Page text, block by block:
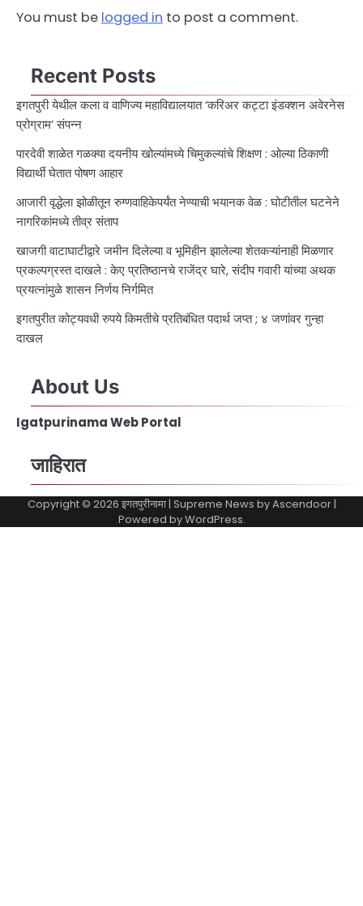
You must be logged in to post a comment.
Recent Posts
इगतपुरी येथील कला व वाणिज्य महाविद्यालयात ‘करिअर कट्टा इंडक्शन अवेरनेस
प्रोग्राम’ संपन्न
पारदेवी शाळेत गळक्या दयनीय खोल्यांमध्ये चिमुकल्यांचे शिक्षण : ओल्या ठिकाणी
विद्यार्थी घेतात पोषण आहार
आजारी वृद्धेला झोळीतून रुग्णवाहिकेपर्यंत नेण्याची भयानक वेळ : घोटीतील घटनेने
नागरिकांमध्ये तीव्र संताप
खाजगी वाटाघाटीद्वारे जमीन दिलेल्या व भूमिहीन झालेल्या शेतकऱ्यांनाही मिळणार
प्रकल्पग्रस्त दाखले : केए प्रतिष्ठानचे राजेंद्र घारे, संदीप गवारी यांच्या अथक
प्रयत्नांमुळे शासन निर्णय निर्गमित
इगतपुरीत कोट्यवधी रुपये किमतीचे प्रतिबंधित पदार्थ जप्त ; ४ जणांवर गुन्हा
दाखल
About Us
Igatpurinama Web Portal
जाहिरात
Copyright © 2026 इगतपुरीनामा| Supreme News byAscendoor|
Powered byWordPress.